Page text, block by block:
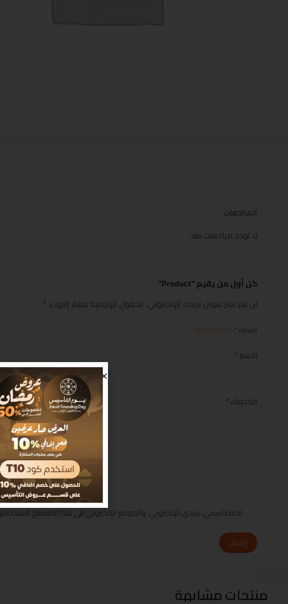
المراجعات
لا توجد مراجعات بعد.
كن أول من يقيم “Product”
لن يتم نشر عنوان بريدك الإلكتروني. الحقول الإلزامية مشار إليها بـ*
تقييمك *
الاسم*
مراجعتك*
احفظ اسمي، بريدي الإلكتروني، والموقع الإلكتروني في هذا المتصفح
إرسال
منتجات مشابهة